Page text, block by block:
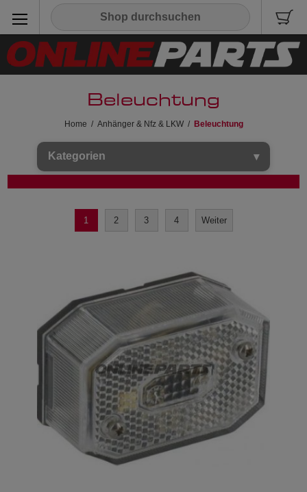
Beleuchtung
Home / Anhänger & Nfz & LKW / Beleuchtung
Kategorien
1 2 3 4 Weiter